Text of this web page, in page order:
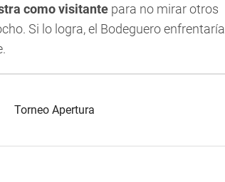
como visitante para no mirar otros
Si lo logra, el Bodeguero enfrentaría
Torneo Apertura